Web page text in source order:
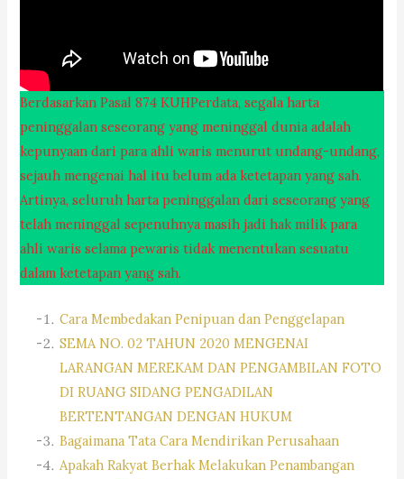
Berdasarkan Pasal 874 KUHPerdata, segala harta
peninggalan seseorang yang meninggal dunia adalah
kepunyaan dari para ahli waris menurut undang-undang,
sejauh mengenai hal itu belum ada ketetapan yang sah.
Artinya, seluruh harta peninggalan dari seseorang yang
telah meninggal sepenuhnya masih jadi hak milik para
ahli waris selama pewaris tidak menentukan sesuatu
dalam ketetapan yang sah.
Cara Membedakan Penipuan dan Penggelapan
SEMA NO. 02 TAHUN 2020 MENGENAI
LARANGAN MEREKAM DAN PENGAMBILAN FOTO
DI RUANG SIDANG PENGADILAN
BERTENTANGAN DENGAN HUKUM
Bagaimana Tata Cara Mendirikan Perusahaan
Apakah Rakyat Berhak Melakukan Penambangan